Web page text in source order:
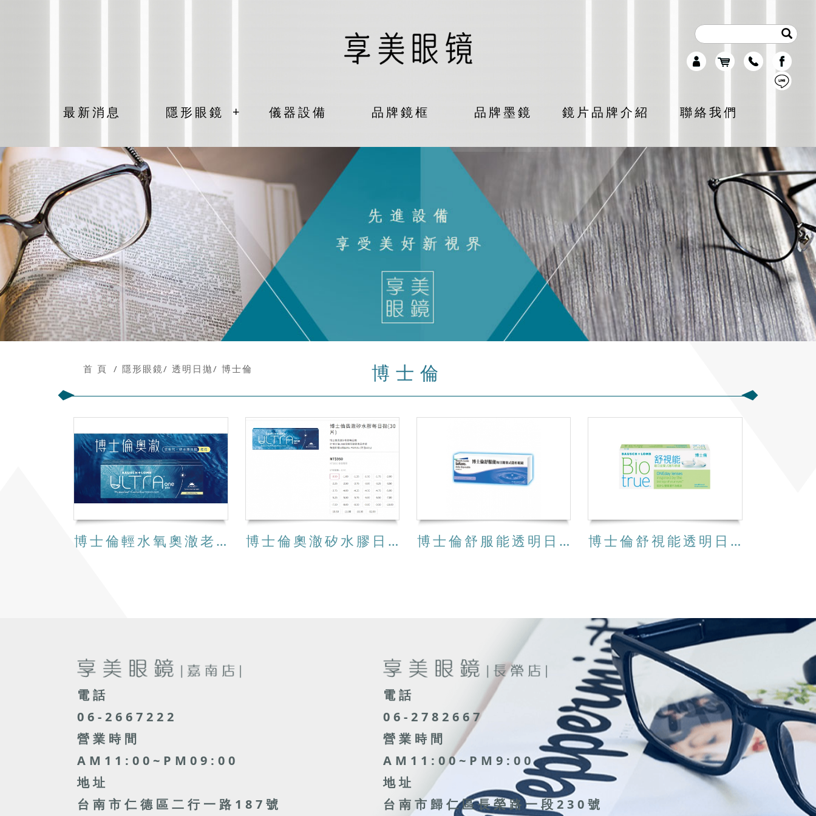
最新消息 隱形眼鏡 + 儀器設備 品牌鏡框 品牌墨鏡 鏡片品牌介紹 聯絡我們
博士倫
首 頁 隱形眼鏡 透明日拋 博士倫
博士倫輕水氧奧澈老花專用矽水膠日拋隱形眼鏡(10片) 博士倫奧澈矽水膠日拋30片裝 博士倫舒服能透明日拋30片裝 博士倫舒視能透明日拋30片裝
電話
06-2667222
營業時間
AM11:00~PM09:00
地址
台南市仁德區二行一路187號
電話
06-2782667
營業時間
AM11:00~PM9:00
地址
台南市歸仁區長榮路一段230號